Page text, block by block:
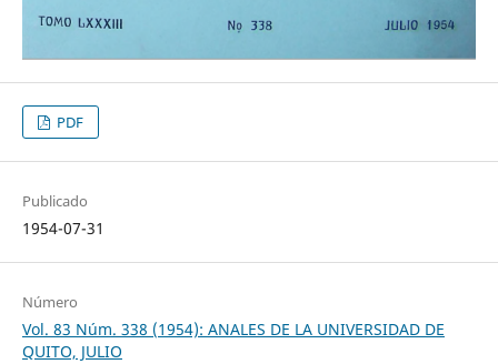
PDF
Publicado
1954-07-31
Número
Vol. 83 Núm. 338 (1954): ANALES DE LA UNIVERSIDAD DE
QUITO, JULIO